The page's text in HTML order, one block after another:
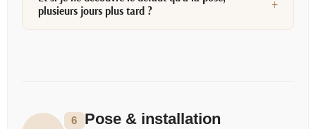
plusieurs jours plus tard ?
6 Pose & installation